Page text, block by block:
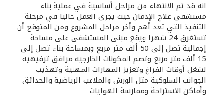
انه قد تم الانتهاء من مراحل أساسية في عملية بناء
مستشفى علاج الإدمان حيث يجرى العمل حاليا في مرحلة
التنفيذ التي تعد أهم وأخر مراحل المشروع ومن المتوقع أن
تستغرق 24 شهرا ويقع مبنى المستشفى على مساحة
إجمالية تصل إلى 50 ألف متر مربع وبمساحة بناء تصل إلى
15 ألف متر مربع وتضم المكونات الخارجية مرافق ترفيهية
لشغل أوقات الفراغ وتعزيز المهارات المهنية وتهذيب
الجوانب السلوكية مثل الورش والملاعب الرياضية والحدائق
وأماكن الاستراحة وممارسة الهوايات